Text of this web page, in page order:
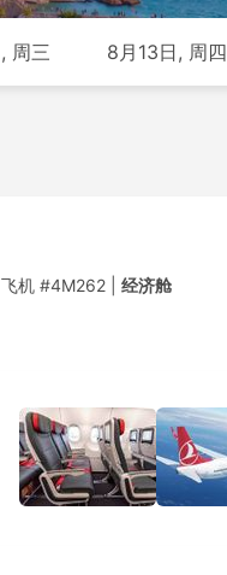
周三 8月13日, 周四
飞机 #4M262 经济舱